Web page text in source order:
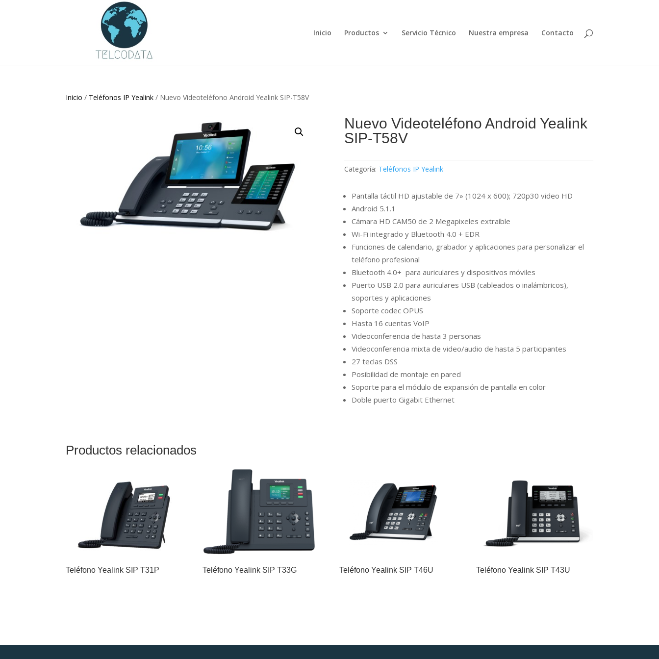
Inicio Productos Servicio Técnico Nuestra empresa Contacto
Inicio / Teléfonos IP Yealink / Nuevo Videoteléfono Android Yealink SIP-T58V
Nuevo Videoteléfono Android Yealink
SIP-T58V
Categoría: Teléfonos IP Yealink
Pantalla táctil HD ajustable de 7» (1024 x 600); 720p30 video HD
Android 5.1.1
Cámara HD CAM50 de 2 Megapixeles extraíble
Wi-Fi integrado y Bluetooth 4.0 + EDR
Funciones de calendario, grabador y aplicaciones para personalizar el
teléfono profesional
Bluetooth 4.0+ para auriculares y dispositivos móviles
Puerto USB 2.0 para auriculares USB (cableados o inalámbricos),
soportes y aplicaciones
Soporte codec OPUS
Hasta 16 cuentas VoIP
Videoconferencia de hasta 3 personas
Videoconferencia mixta de video/audio de hasta 5 participantes
27 teclas DSS
Posibilidad de montaje en pared
Soporte para el módulo de expansión de pantalla en color
Doble puerto Gigabit Ethernet
Productos relacionados
Teléfono Yealink SIP T31P Teléfono Yealink SIP T33G Teléfono Yealink SIP T46U Teléfono Yealink SIP T43U